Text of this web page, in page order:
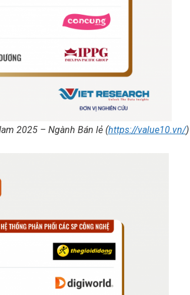
2025 – Ngành Bán lẻ (https://value10.vn/)